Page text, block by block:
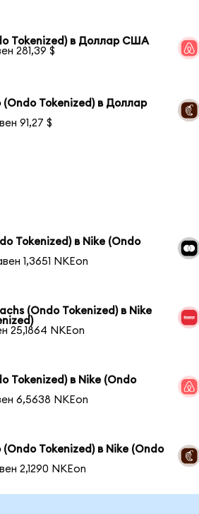
Tokenized) в Доллар США
281,39 $
(Ondo Tokenized) в Доллар
91,27 $
Tokenized) в Nike (Ondo
1,3651 NKEon
(Ondo Tokenized) в Nike
25,1864 NKEon
Tokenized) в Nike (Ondo
6,5638 NKEon
(Ondo Tokenized) в Nike (Ondo
2,1290 NKEon